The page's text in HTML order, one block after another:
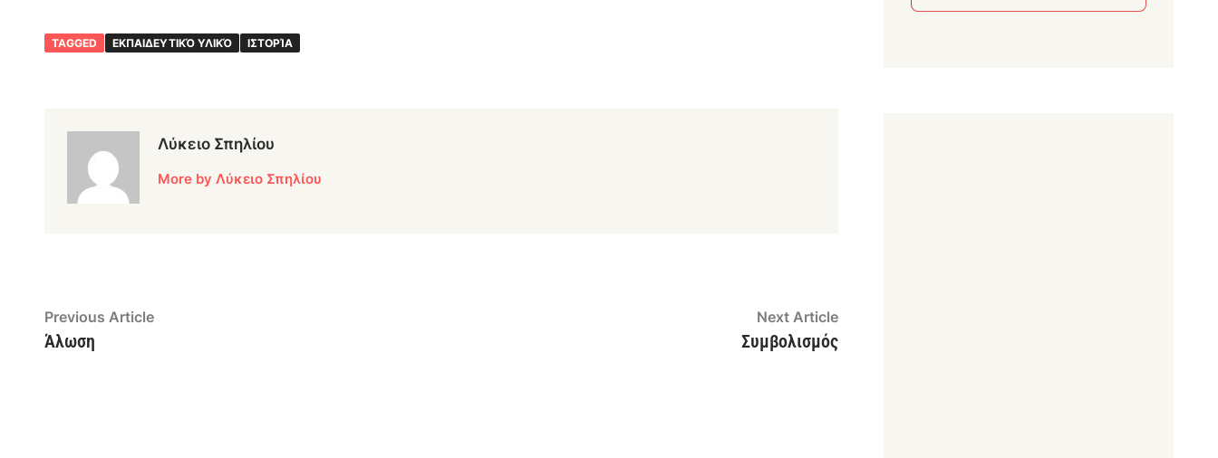
TAGGED ΕΚΠΑΙΔΕΥΤΙΚΌ ΥΛΙΚΌ ΙΣΤΟΡΊΑ
Λύκειο Σπηλίου
More by Λύκειο Σπηλίου
Post
navigation
Previous ArticlePrevious
Άλωση
Next ArticleNext
article:
Συμβολισμός